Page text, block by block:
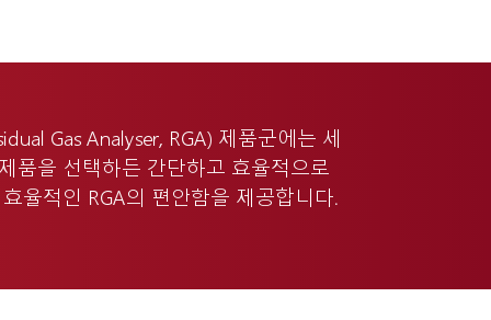
Gas Analyser, RGA) 제품군에는 세
품을 선택하든 간단하고 효율적으로
율적인 RGA의 편안함을 제공합니다.